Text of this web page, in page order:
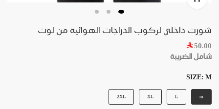
شورت داخلي لركوب الدراجات الهوائية من لوت
50.00
شامل الضريبة
SIZE: M
m
L
XL
2XL